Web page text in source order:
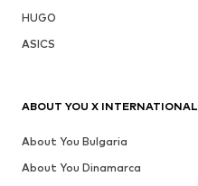
HUGO
ASICS
ABOUT YOU X INTERNATIONAL
About You Bulgaria
About You Dinamarca